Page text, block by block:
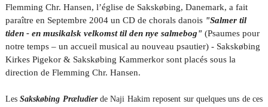
Flemming Chr. Hansen, l’église de Sakskøbing, Danemark, a fait
paraître en Septembre 2004 un CD de chorals danois "Salmer til
tiden - en musikalsk velkomst til den nye salmebog"(Psaumes pour
notre temps – un accueil musical au nouveau psautier) - Sakskøbing
Kirkes Pigekor & Sakskøbing Kammerkor sont placés sous la
direction de Flemming Chr. Hansen.
LesSakskøbing Præludierde Naji Hakim reposent sur quelques uns de ces